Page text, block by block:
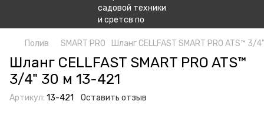
Полив SMART PRO Шланг СELLFAST SMART PRO ATS™ 3/
Шланг СELLFAST SMART PRO ATS™
3/4" 30 м 13-421
Артикул: 13-421 Оставить отзыв